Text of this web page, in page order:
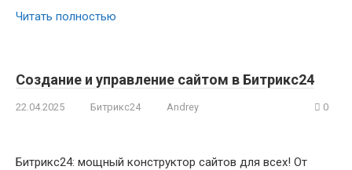
Читать полностью
Создание и управление сайтом в Битрикс24
22.04.2025 Битрикс24 Andrey 0
Битрикс24: мощный конструктор сайтов для всех! От